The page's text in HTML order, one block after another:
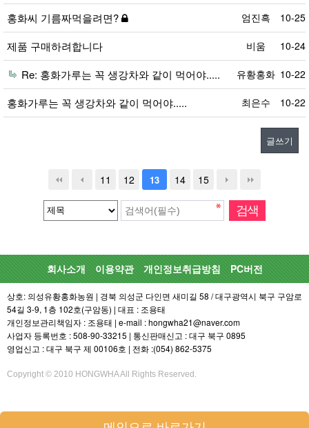
홍화씨 기름짜먹을려면? 엄진흑 10-25
제품 구매하려합니다 비움 10-24
Re: 홍화가루는 꼭 생강차와 같이 먹어야..... 유황홍화 10-22
홍화가루는 꼭 생강차와 같이 먹어야..... 최은수 10-22
글쓰기
11 12 13 14 15
회사소개 이용약관 개인정보취급방침 PC버전
상호: 의성유황홍화농원 | 경북 의성군 다인면 새미길 58 / 대구광역시 북구 구암로
54길 3-9, 1층 102호(구암동) | 대표 : 조용태
개인정보관리책임자 : 조용태 | e-mail : hongwha21@naver.com
사업자 등록번호 : 508-90-33215 | 통신판매신고 : 대구 북구 0895
영업신고 : 대구 북구 제 00106호 | 전화 :(054) 862-5375
Copyright © 2010 HONGWHA All Rights Reserved.